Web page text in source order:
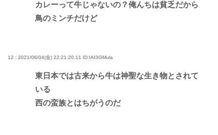
カレーって牛じゃないの？俺んちは貧乏だから
鳥のミンチだけど
12 : 2021/06/04(金) 22:21:20.11 ID:IAI3GMula
東日本では古来から牛は神聖な生き物とされて
いる
西の蛮族とはちがうのだ